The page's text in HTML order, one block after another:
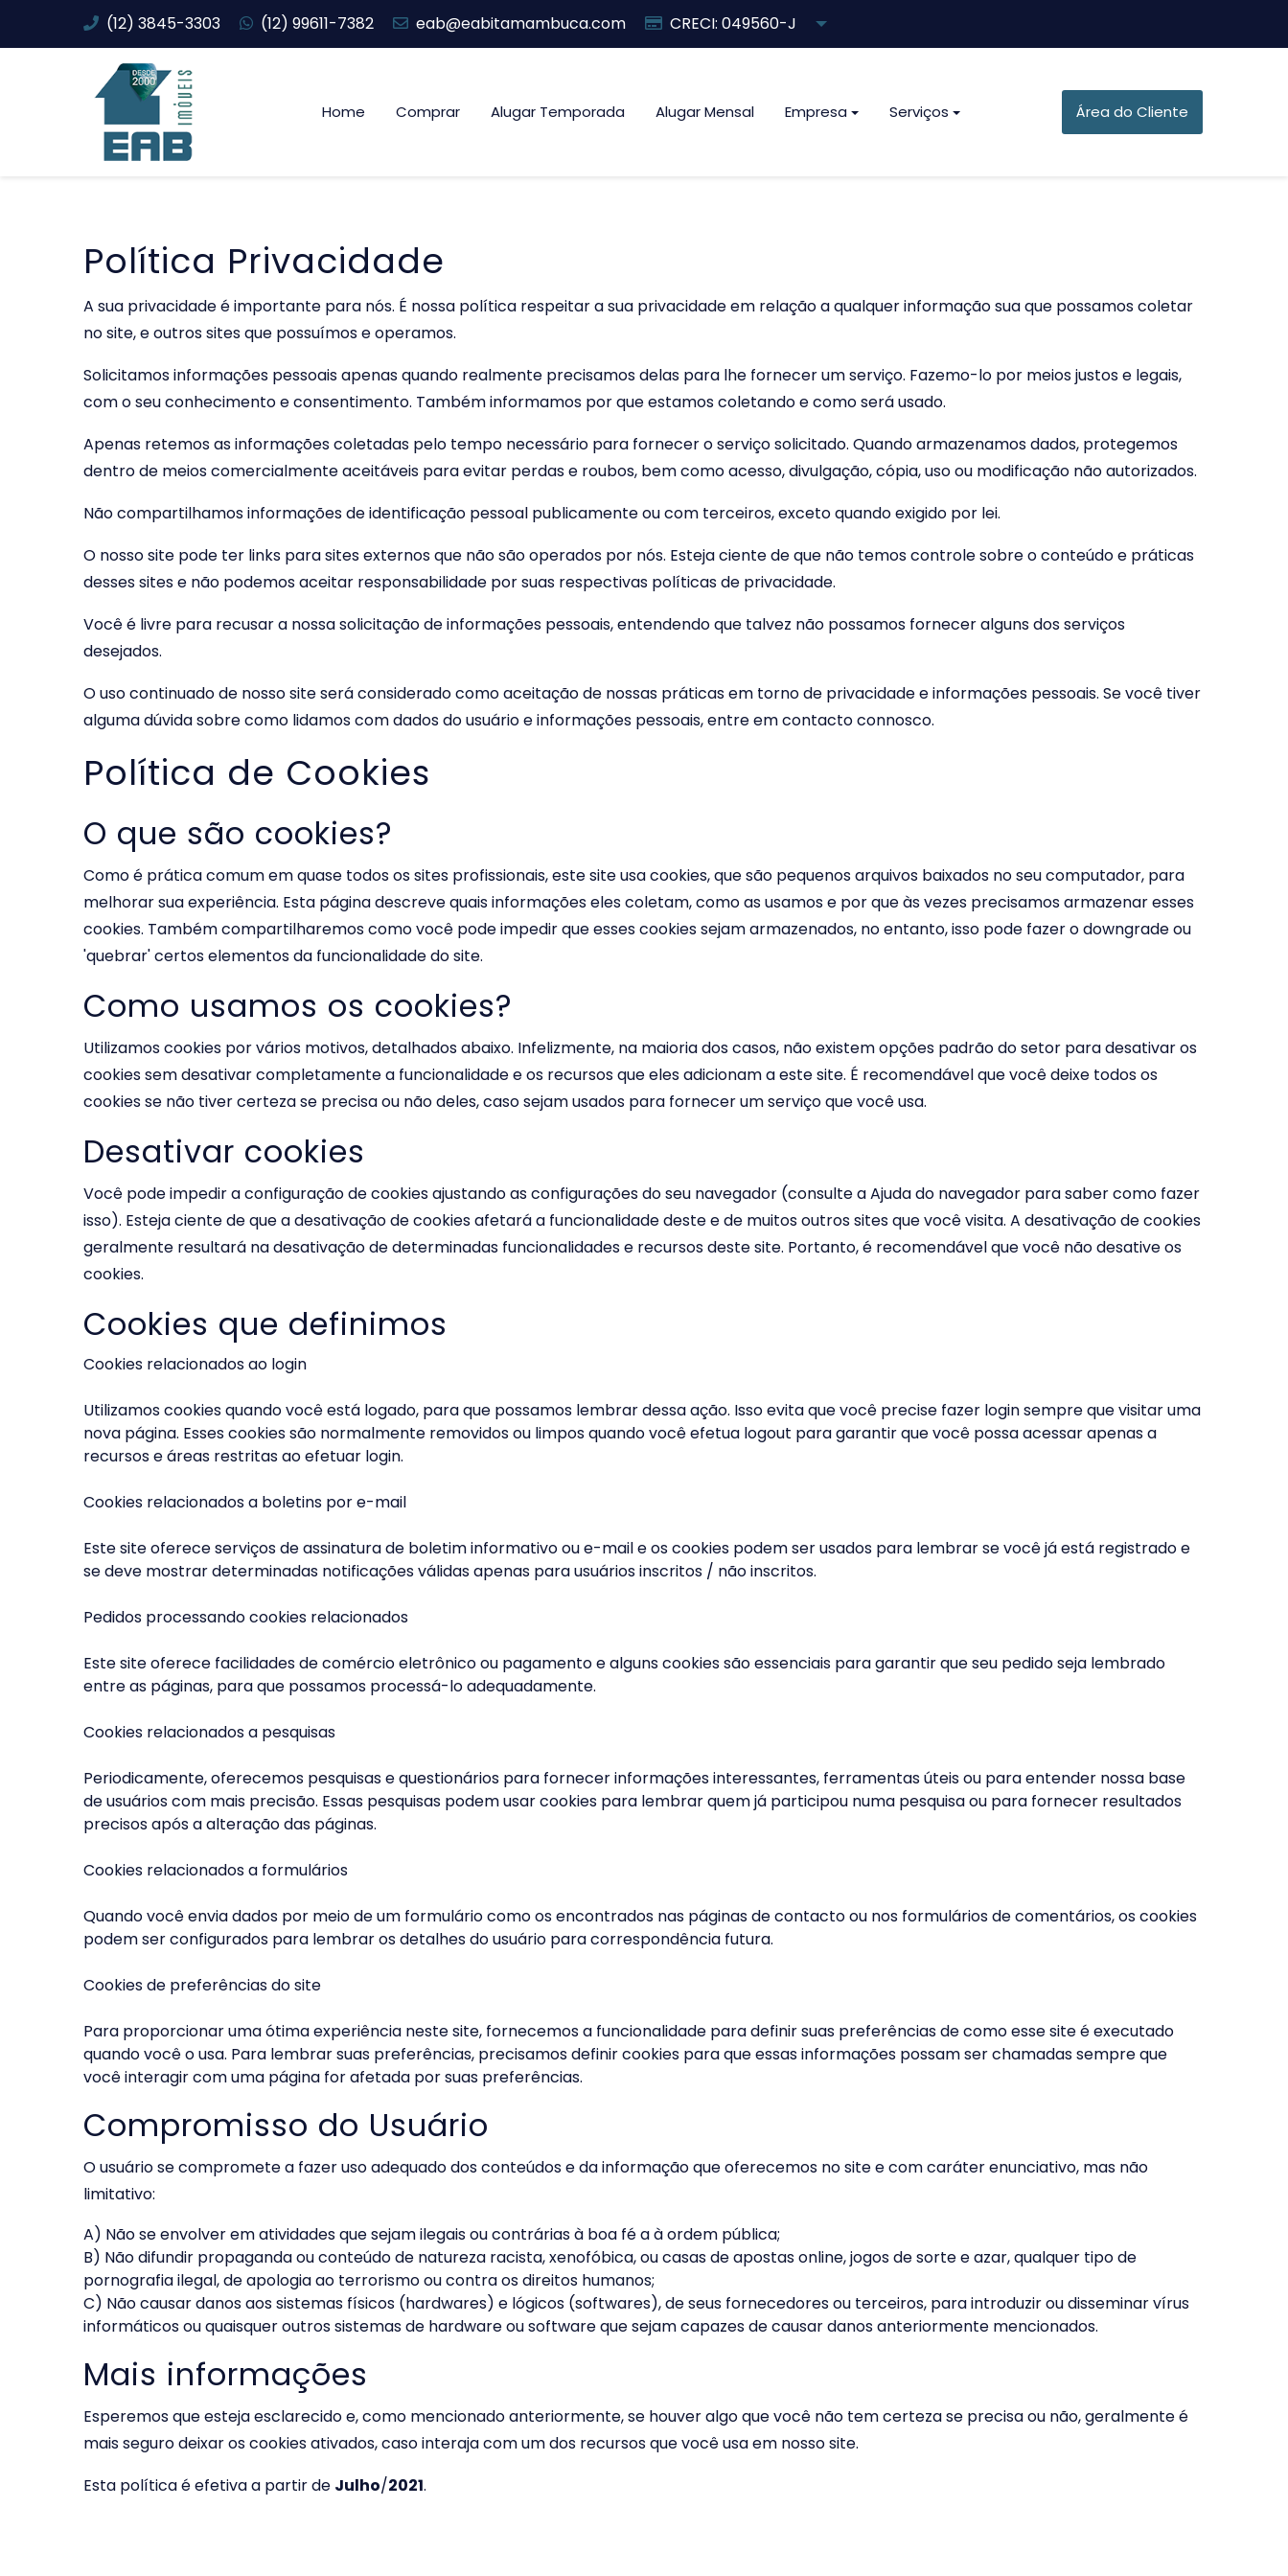
(12) 3845-3303 (12) 99611-7382 eab@eabitamambuca.com CRECI: 049560-J
Home Comprar Alugar Temporada Alugar Mensal Empresa Serviços Área do Cliente
Política Privacidade
A sua privacidade é importante para nós. É nossa política respeitar a sua privacidade em relação a qualquer informação sua que possamos coletar
no site, e outros sites que possuímos e operamos.
Solicitamos informações pessoais apenas quando realmente precisamos delas para lhe fornecer um serviço. Fazemo-lo por meios justos e legais,
com o seu conhecimento e consentimento. Também informamos por que estamos coletando e como será usado.
Apenas retemos as informações coletadas pelo tempo necessário para fornecer o serviço solicitado. Quando armazenamos dados, protegemos
dentro de meios comercialmente aceitáveis ​​para evitar perdas e roubos, bem como acesso, divulgação, cópia, uso ou modificação não autorizados.
Não compartilhamos informações de identificação pessoal publicamente ou com terceiros, exceto quando exigido por lei.
O nosso site pode ter links para sites externos que não são operados por nós. Esteja ciente de que não temos controle sobre o conteúdo e práticas
desses sites e não podemos aceitar responsabilidade por suas respectivas políticas de privacidade.
Você é livre para recusar a nossa solicitação de informações pessoais, entendendo que talvez não possamos fornecer alguns dos serviços
desejados.
O uso continuado de nosso site será considerado como aceitação de nossas práticas em torno de privacidade e informações pessoais. Se você tiver
alguma dúvida sobre como lidamos com dados do usuário e informações pessoais, entre em contacto connosco.
Política de Cookies
O que são cookies?
Como é prática comum em quase todos os sites profissionais, este site usa cookies, que são pequenos arquivos baixados no seu computador, para
melhorar sua experiência. Esta página descreve quais informações eles coletam, como as usamos e por que às vezes precisamos armazenar esses
cookies. Também compartilharemos como você pode impedir que esses cookies sejam armazenados, no entanto, isso pode fazer o downgrade ou
'quebrar' certos elementos da funcionalidade do site.
Como usamos os cookies?
Utilizamos cookies por vários motivos, detalhados abaixo. Infelizmente, na maioria dos casos, não existem opções padrão do setor para desativar os
cookies sem desativar completamente a funcionalidade e os recursos que eles adicionam a este site. É recomendável que você deixe todos os
cookies se não tiver certeza se precisa ou não deles, caso sejam usados ​​para fornecer um serviço que você usa.
Desativar cookies
Você pode impedir a configuração de cookies ajustando as configurações do seu navegador (consulte a Ajuda do navegador para saber como fazer
isso). Esteja ciente de que a desativação de cookies afetará a funcionalidade deste e de muitos outros sites que você visita. A desativação de cookies
geralmente resultará na desativação de determinadas funcionalidades e recursos deste site. Portanto, é recomendável que você não desative os
cookies.
Cookies que definimos
Cookies relacionados ao login
Utilizamos cookies quando você está logado, para que possamos lembrar dessa ação. Isso evita que você precise fazer login sempre que visitar uma
nova página. Esses cookies são normalmente removidos ou limpos quando você efetua logout para garantir que você possa acessar apenas a
recursos e áreas restritas ao efetuar login.
Cookies relacionados a boletins por e-mail
Este site oferece serviços de assinatura de boletim informativo ou e-mail e os cookies podem ser usados ​​para lembrar se você já está registrado e
se deve mostrar determinadas notificações válidas apenas para usuários inscritos / não inscritos.
Pedidos processando cookies relacionados
Este site oferece facilidades de comércio eletrônico ou pagamento e alguns cookies são essenciais para garantir que seu pedido seja lembrado
entre as páginas, para que possamos processá-lo adequadamente.
Cookies relacionados a pesquisas
Periodicamente, oferecemos pesquisas e questionários para fornecer informações interessantes, ferramentas úteis ou para entender nossa base
de usuários com mais precisão. Essas pesquisas podem usar cookies para lembrar quem já participou numa pesquisa ou para fornecer resultados
precisos após a alteração das páginas.
Cookies relacionados a formulários
Quando você envia dados por meio de um formulário como os encontrados nas páginas de contacto ou nos formulários de comentários, os cookies
podem ser configurados para lembrar os detalhes do usuário para correspondência futura.
Cookies de preferências do site
Para proporcionar uma ótima experiência neste site, fornecemos a funcionalidade para definir suas preferências de como esse site é executado
quando você o usa. Para lembrar suas preferências, precisamos definir cookies para que essas informações possam ser chamadas sempre que
você interagir com uma página for afetada por suas preferências.
Compromisso do Usuário
O usuário se compromete a fazer uso adequado dos conteúdos e da informação que oferecemos no site e com caráter enunciativo, mas não
limitativo:
A) Não se envolver em atividades que sejam ilegais ou contrárias à boa fé a à ordem pública;
B) Não difundir propaganda ou conteúdo de natureza racista, xenofóbica, ou casas de apostas online, jogos de sorte e azar, qualquer tipo de
pornografia ilegal, de apologia ao terrorismo ou contra os direitos humanos;
C) Não causar danos aos sistemas físicos (hardwares) e lógicos (softwares), de seus fornecedores ou terceiros, para introduzir ou disseminar vírus
informáticos ou quaisquer outros sistemas de hardware ou software que sejam capazes de causar danos anteriormente mencionados.
Mais informações
Esperemos que esteja esclarecido e, como mencionado anteriormente, se houver algo que você não tem certeza se precisa ou não, geralmente é
mais seguro deixar os cookies ativados, caso interaja com um dos recursos que você usa em nosso site.
Esta política é efetiva a partir de Julho/2021.